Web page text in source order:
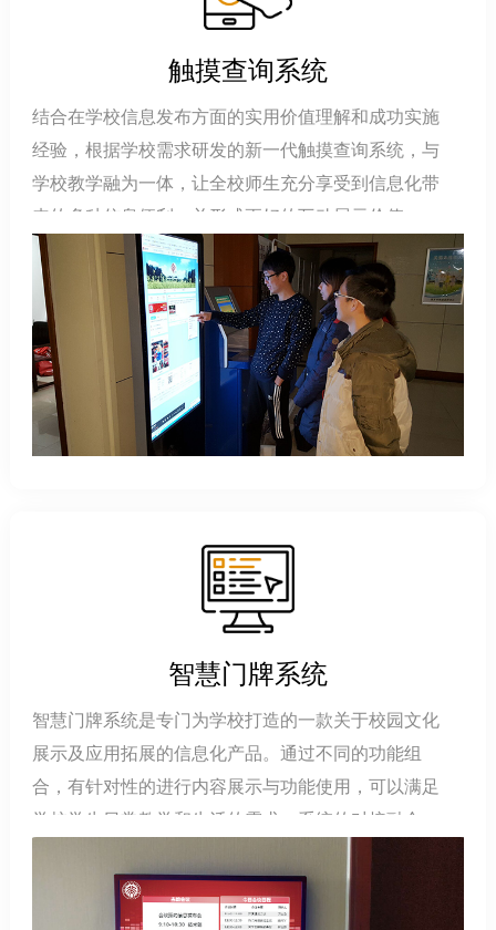
触摸查询系统
结合在学校信息发布方面的实用价值理解和成功实施
经验，根据学校需求研发的新一代触摸查询系统，与
学校教学融为一体，让全校师生充分享受到信息化带
来的多种信息便利，并形成更好的互动展示价值，呈
现智能化管理；可展示学校文化，教学文化，教学资
源，教师信息展示等，彰显了学校的形象和信息化水
平，也使广大师生能够充分享受数字化校园带来的便
利
智慧门牌系统
智慧门牌系统是专门为学校打造的一款关于校园文化
展示及应用拓展的信息化产品。通过不同的功能组
合，有针对性的进行内容展示与功能使用，可以满足
学校学生日常教学和生活的需求，系统的对接融合，
可应用于校门口、办公室门口、实训室门口、实验室
门口、自习室门口、会议室门口、考场门口等场所